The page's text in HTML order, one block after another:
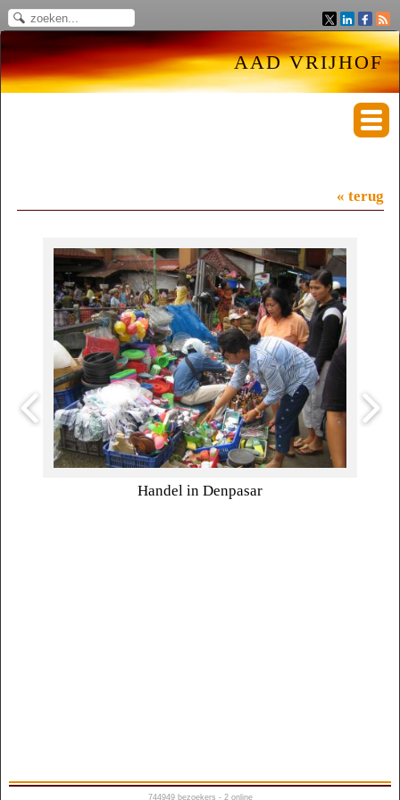
AAD VRIJHOF
« terug
Handel in Denpasar
744949bezoekers - 2 online